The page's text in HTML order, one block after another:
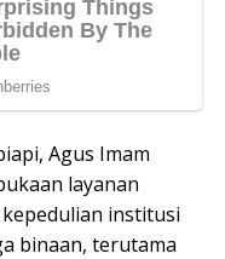
Agus Imam
layanan
institusi
binaan, terutama